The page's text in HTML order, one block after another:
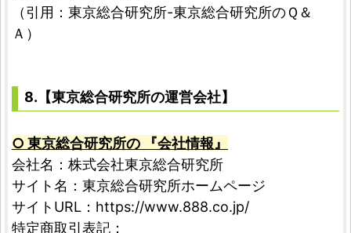
（引用：東京総合研究所-東京総合研究所のＱ＆
Ａ）
8.【東京総合研究所の運営会社】
○ 東京総合研究所の 『会社情報』
会社名：株式会社東京総合研究所
サイト名：東京総合研究所ホームページ
サイトURL：https://www.888.co.jp/
特定商取引表記：